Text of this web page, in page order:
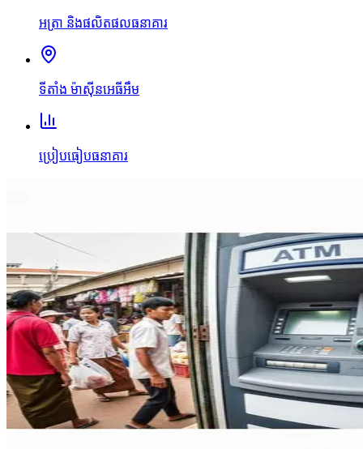
អត្រា និងផលិតផលធនាគារ
ទីតាំង ម៉ាស៊ីនអេធីអឹម
ប្រៀបធៀបធនាគារ